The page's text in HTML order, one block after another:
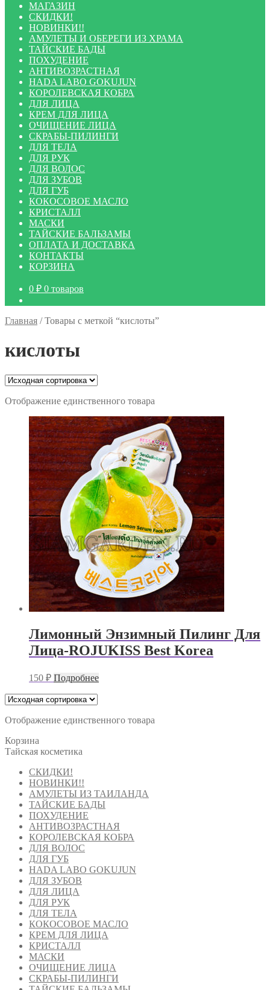
МАГАЗИН
СКИДКИ!
НОВИНКИ!!
АМУЛЕТЫ И ОБЕРЕГИ ИЗ ХРАМА
ТАЙСКИЕ БАДЫ
ПОХУДЕНИЕ
АНТИВОЗРАСТНАЯ
HADA LABO GOKUJUN
КОРОЛЕВСКАЯ КОБРА
ДЛЯ ЛИЦА
КРЕМ ДЛЯ ЛИЦА
ОЧИЩЕНИЕ ЛИЦА
СКРАБЫ-ПИЛИНГИ
ДЛЯ ТЕЛА
ДЛЯ РУК
ДЛЯ ВОЛОС
ДЛЯ ЗУБОВ
ДЛЯ ГУБ
КОКОСОВОЕ МАСЛО
КРИСТАЛЛ
МАСКИ
ТАЙСКИЕ БАЛЬЗАМЫ
ОПЛАТА И ДОСТАВКА
КОНТАКТЫ
КОРЗИНА
0 ₽ 0 товаров
Главная /Товары с меткой “кислоты”
кислоты
Отображение единственного товара
Лимонный Энзимный Пилинг Для
Лица-ROJUKISS Best Korea
150 ₽ Подробнее
Отображение единственного товара
Корзина
Тайская косметика
СКИДКИ!
НОВИНКИ!!
АМУЛЕТЫ ИЗ ТАИЛАНДА
ТАЙСКИЕ БАДЫ
ПОХУДЕНИЕ
АНТИВОЗРАСТНАЯ
КОРОЛЕВСКАЯ КОБРА
ДЛЯ ВОЛОС
ДЛЯ ГУБ
HADA LABO GOKUJUN
ДЛЯ ЗУБОВ
ДЛЯ ЛИЦА
ДЛЯ РУК
ДЛЯ ТЕЛА
КОКОСОВОЕ МАСЛО
КРЕМ ДЛЯ ЛИЦА
КРИСТАЛЛ
МАСКИ
ОЧИЩЕНИЕ ЛИЦА
СКРАБЫ-ПИЛИНГИ